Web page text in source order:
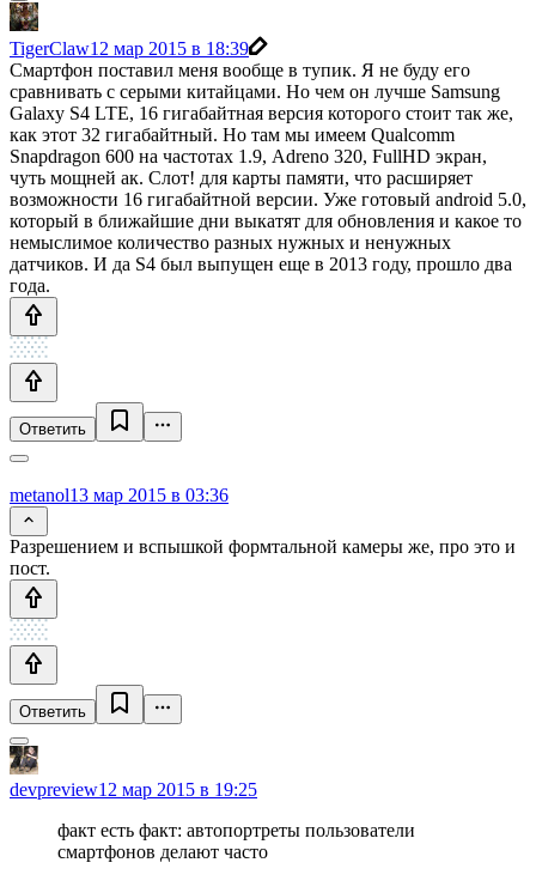
TigerClaw12 мар 2015 в 18:39
Смартфон поставил меня вообще в тупик. Я не буду его
сравнивать с серыми китайцами. Но чем он лучше Samsung
Galaxy S4 LTE, 16 гигабайтная версия которого стоит так же,
как этот 32 гигабайтный. Но там мы имеем Qualcomm
Snapdragon 600 на частотах 1.9, Adreno 320, FullHD экран,
чуть мощней ак. Слот! для карты памяти, что расширяет
возможности 16 гигабайтной версии. Уже готовый android 5.0,
который в ближайшие дни выкатят для обновления и какое то
немыслимое количество разных нужных и ненужных
датчиков. И да S4 был выпущен еще в 2013 году, прошло два
года.
Ответить
metanol13 мар 2015 в 03:36
Разрешением и вспышкой формтальной камеры же, про это и
пост.
Ответить
devpreview12 мар 2015 в 19:25
факт есть факт: автопортреты пользователи
смартфонов делают часто